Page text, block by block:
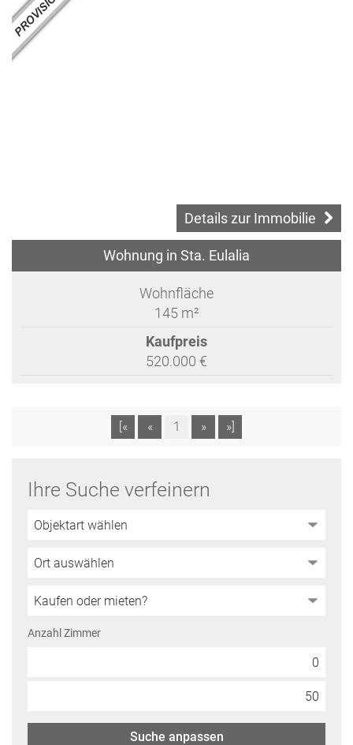
Details zur Immobilie
Wohnung in Sta. Eulalia
Wohnfläche
145 m²
Kaufpreis
520.000 €
[« « 1 » »]
Ihre Suche verfeinern
Anzahl Zimmer
Suche anpassen